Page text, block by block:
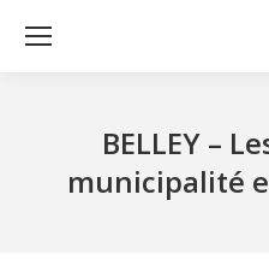
BELLEY –
municipalité